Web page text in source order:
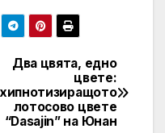
Два цвята, едно
цвете:
хипнотизиращото
лотосово цвете
“Dasajin” на Юнан